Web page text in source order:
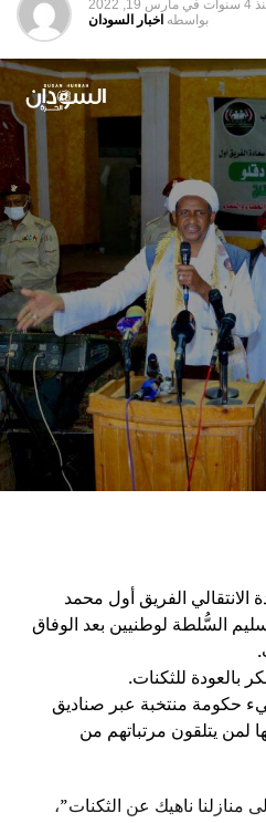
سنوات في مارس 19, 2022
بواسطه اخبار السودان
الفريق أول محمد
السُّلطة لوطنيين بعد الوفاق
بالعودة للثكنات.
حكومة منتخبة عبر صناديق
لمن يتلقون مرتباتهم من
ناهيك عن الثكنات”،